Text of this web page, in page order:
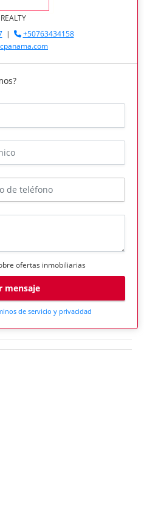
|
+50763434158
ofertas inmobiliarias
mensaje
de servicio y privacidad